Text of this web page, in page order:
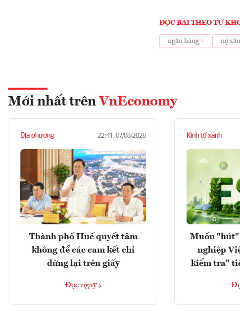
ĐỌC BÀI THEO TỪ
ngân hàng nợ xấu
Mới nhất trên VnEconomy
Địa phương 22:41, 07/08/2026
Thành phố Huế quyết tâm
không để các cam kết chỉ
dừng lại trên giấy
Đọc ngay
Kinh tế xanh
Muốn "hút"
nghiệp
kiểm tra"